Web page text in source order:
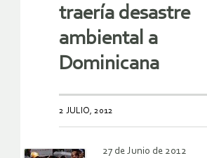
traería desastre
ambiental a
Dominicana
2 JULIO, 2012
27 de Junio de 2012